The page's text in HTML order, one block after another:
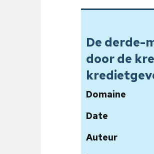
De derde-
door de
Domaine
Date
Auteur